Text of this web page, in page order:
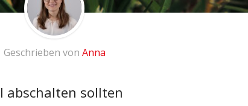
Geschrieben von Anna
abschalten sollten